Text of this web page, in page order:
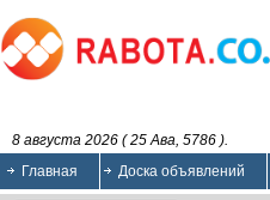
8 августа 2026 ( 25 Ава, 5786 ).
Главная
Доска объявлений